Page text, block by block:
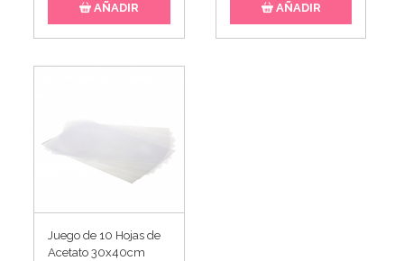
AÑADIR AÑADIR
Juego de 10 Hojas de
Acetato 30x40cm